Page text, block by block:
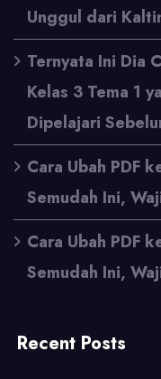
Unggul dari
Ternyata Ini Dia
Kelas 3 Tema 1
Dipelajari
Cara Ubah PDF
Semudah Ini,
Cara Ubah PDF
Semudah Ini,
Recent Posts